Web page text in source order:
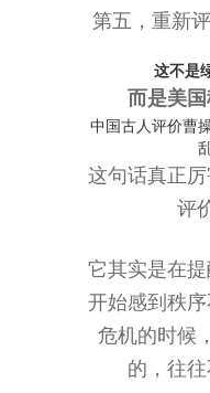
第五，重新评
这不是
而是美
中国古人评价曹
这句话真正
评
它其实是在
开始感到秩
危机的时候
的，往